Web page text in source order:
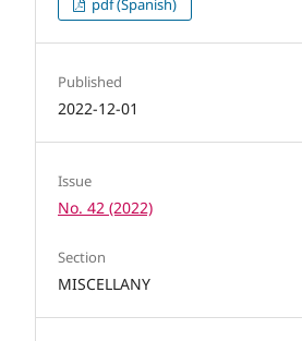
pdf (Spanish)
Published
2022-12-01
Issue
No. 42 (2022)
Section
MISCELLANY